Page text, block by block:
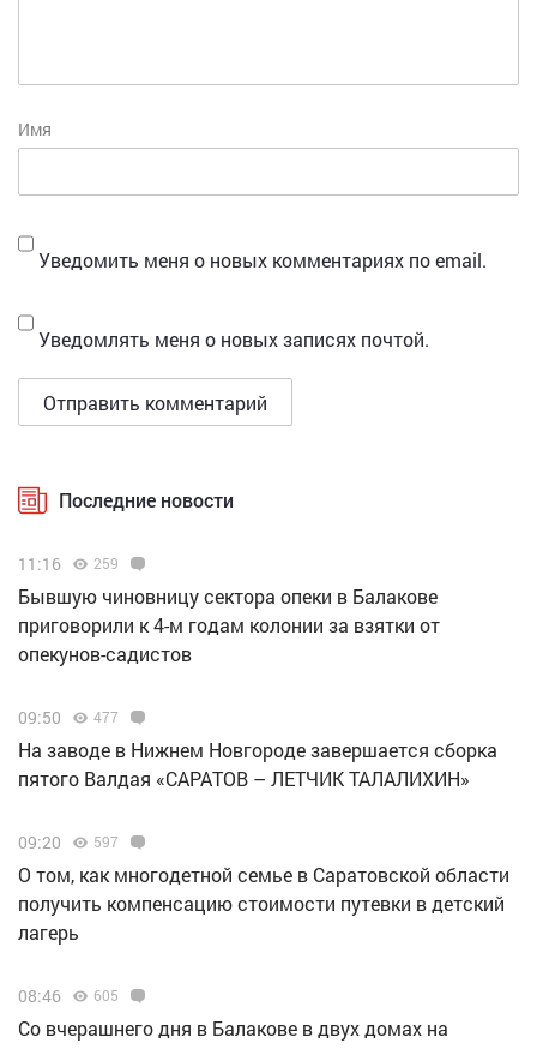
Имя
Уведомить меня о новых комментариях по email.
Уведомлять меня о новых записях почтой.
Последние новости
11:16 259
Бывшую чиновницу сектора опеки в Балакове
приговорили к 4-м годам колонии за взятки от
опекунов-садистов
09:50 477
Н️а заводе в Нижнем Новгороде завершается сборка
пятого Валдая «САРАТОВ – ЛЕТЧИК ТАЛАЛИХИН»
09:20 597
О том, как многодетной семье в Саратовской области
получить компенсацию стоимости путевки в детский
лагерь
08:46 605
Со вчерашнего дня в Балакове в двух домах на